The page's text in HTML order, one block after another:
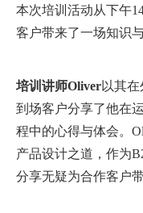
本次培训活动从下午
客户带来了一场知识
培训讲师Oliver以其
到场客户分享了他在
程中的心得与体会。
产品设计之道，作为
分享无疑为合作客户